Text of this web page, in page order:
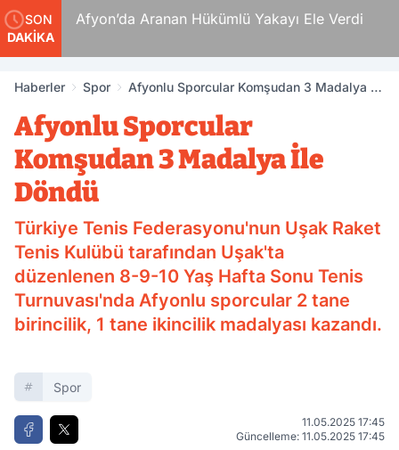
SON
DAKİKA
Afyon’da Aranan Hükümlü Yakayı Ele Verdi
Haberler Spor
Afyonlu Sporcular Komşudan 3 Madalya İle
Afyonlu Sporcular
Komşudan 3 Madalya İle
Döndü
Türkiye Tenis Federasyonu'nun Uşak Raket
Tenis Kulübü tarafından Uşak'ta
düzenlenen 8-9-10 Yaş Hafta Sonu Tenis
Turnuvası'nda Afyonlu sporcular 2 tane
birincilik, 1 tane ikincilik madalyası kazandı.
Spor
11.05.2025 17:45
Güncelleme: 11.05.2025 17:45